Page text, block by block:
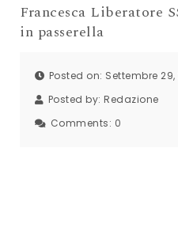
Francesca Liberatore
in passerella
Posted on: Settembre 29,
Posted by: Redazione
Comments: 0